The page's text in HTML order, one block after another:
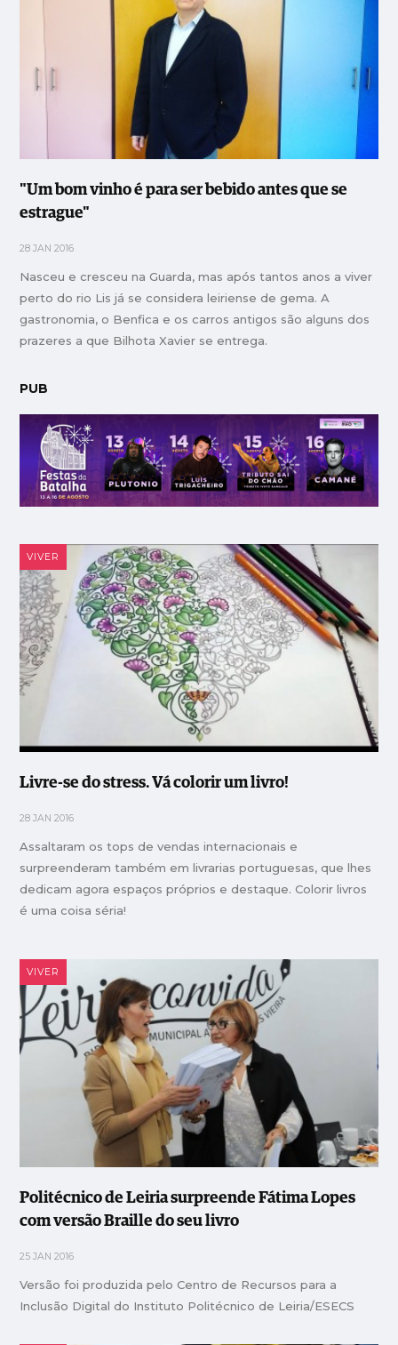
"Um bom vinho é para ser bebido antes que se
estrague"
28 JAN 2016
Nasceu e cresceu na Guarda, mas após tantos anos a viver
perto do rio Lis já se considera leiriense de gema. A
gastronomia, o Benfica e os carros antigos são alguns dos
prazeres a que Bilhota Xavier se entrega.
PUB
VIVER
Livre-se do stress. Vá colorir um livro!
28 JAN 2016
Assaltaram os tops de vendas internacionais e
surpreenderam também em livrarias portuguesas, que lhes
dedicam agora espaços próprios e destaque. Colorir livros
é uma coisa séria!
VIVER
Politécnico de Leiria surpreende Fátima Lopes
com versão Braille do seu livro
25 JAN 2016
Versão foi produzida pelo Centro de Recursos para a
Inclusão Digital do Instituto Politécnico de Leiria/ESECS